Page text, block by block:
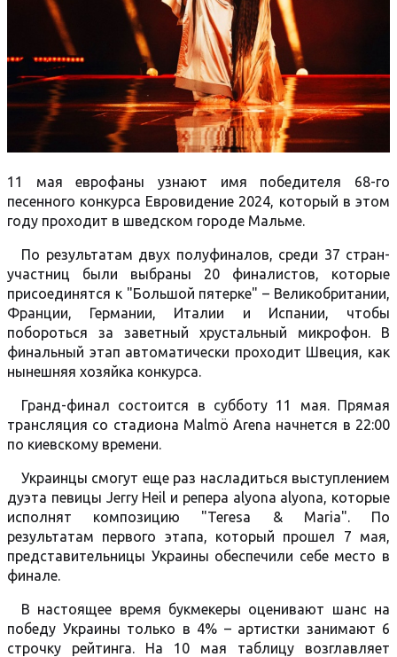
11 мая еврофаны узнают имя победителя 68-го
песенного конкурса Евровидение 2024, который в этом
году проходит в шведском городе Мальме.
По результатам двух полуфиналов, среди 37 стран-
участниц были выбраны 20 финалистов, которые
присоединятся к "Большой пятерке" – Великобритании,
Франции, Германии, Италии и Испании, чтобы
побороться за заветный хрустальный микрофон. В
финальный этап автоматически проходит Швеция, как
нынешняя хозяйка конкурса.
Гранд-финал состоится в субботу 11 мая. Прямая
трансляция со стадиона Malmö Arena начнется в 22:00
по киевскому времени.
Украинцы смогут еще раз насладиться выступлением
дуэта певицы Jerry Heil и репера alyona alyona, которые
исполнят композицию "Teresa & Maria". По
результатам первого этапа, который прошел 7 мая,
представительницы Украины обеспечили себе место в
финале.
В настоящее время букмекеры оценивают шанс на
победу Украины только в 4% – артистки занимают 6
строчку рейтинга. На 10 мая таблицу возглавляет